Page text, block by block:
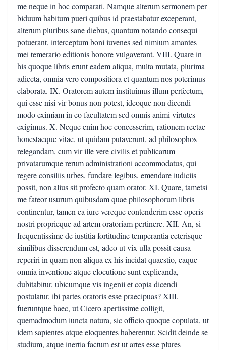
me neque in hoc comparati. Namque alterum sermonem per
biduum habitum pueri quibus id praestabatur exceperant,
alterum pluribus sane diebus, quantum notando consequi
potuerant, interceptum boni iuvenes sed nimium amantes
mei temerario editionis honore vulgaverant. VIII. Quare in
his quoque libris erunt eadem aliqua, multa mutata, plurima
adiecta, omnia vero compositiora et quantum nos poterimus
elaborata. IX. Oratorem autem instituimus illum perfectum,
qui esse nisi vir bonus non potest, ideoque non dicendi
modo eximiam in eo facultatem sed omnis animi virtutes
exigimus. X. Neque enim hoc concesserim, rationem rectae
honestaeque vitae, ut quidam putaverunt, ad philosophos
relegandam, cum vir ille vere civilis et publicarum
privatarumque rerum administrationi accommodatus, qui
regere consiliis urbes, fundare legibus, emendare iudiciis
possit, non alius sit profecto quam orator. XI. Quare, tametsi
me fateor usurum quibusdam quae philosophorum libris
continentur, tamen ea iure vereque contenderim esse operis
nostri proprieque ad artem oratoriam pertinere. XII. An, si
frequentissime de iustitia fortitudine temperantia ceterisque
similibus disserendum est, adeo ut vix ulla possit causa
reperiri in quam non aliqua ex his incidat quaestio, eaque
omnia inventione atque elocutione sunt explicanda,
dubitabitur, ubicumque vis ingenii et copia dicendi
postulatur, ibi partes oratoris esse praecipuas? XIII.
fueruntque haec, ut Cicero apertissime colligit,
quemadmodum iuncta natura, sic officio quoque copulata, ut
idem sapientes atque eloquentes haberentur. Scidit deinde se
studium, atque inertia factum est ut artes esse plures